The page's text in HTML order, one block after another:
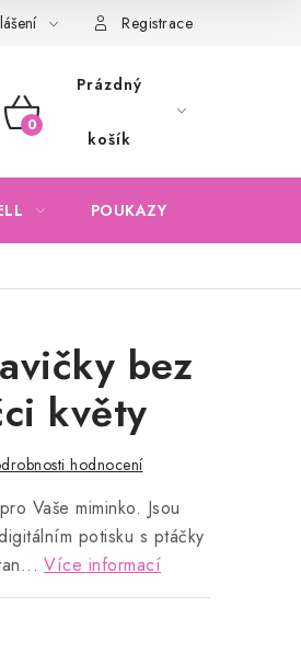
Podmínky ochrany osobních údajů
Registrace
NÁKUPNÍ
Prázdný
košík
POUKAZY
bez
květy
hodnocení
Vaše miminko. Jsou
potisku s ptáčky
Více informací